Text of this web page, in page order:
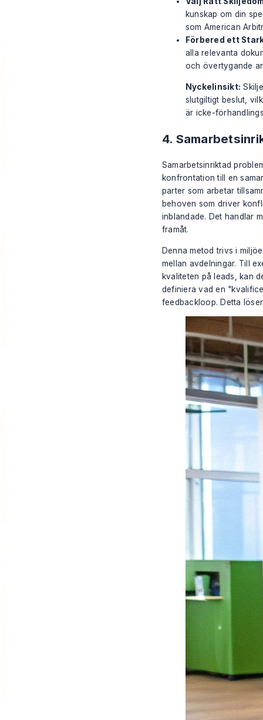
kunskap om din
som American
Förbered ett
alla relevanta
och övertygande
Nyckelinsikt:
slutgiltigt beslut,
är icke-
4.
Samarbetsinriktad
konfrontation till en
parter som arbetar
behoven som driver
inblandade. Det handlar
framåt.
Denna metod trivs i
mellan avdelningar. Till
kvaliteten på leads, kan
definiera vad en
feedbackloop. Detta